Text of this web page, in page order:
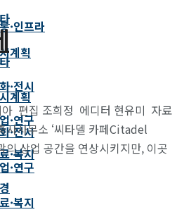
·인프라
계획
·전시
·연구
·복지
계획
·전시
·연구
·복지
아 편집 조희정 에디터 현유미 자료
사사무소 ‘씨타델 카페Citadel
의 상업 공간을 연상시키지만, 이곳